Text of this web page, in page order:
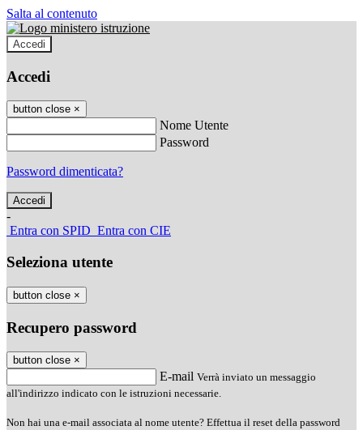
Salta al contenuto
Accedi
Accedi
button close ×
Nome Utente
Password
Password dimenticata?
-
Entra con SPID Entra con CIE
Seleziona utente
button close ×
Recupero password
button close ×
E-mail Verrà inviato un messaggio
all'indirizzo indicato con le istruzioni necessarie.
Non hai una e-mail associata al nome utente? Effettua il reset della password